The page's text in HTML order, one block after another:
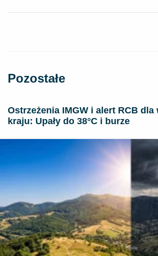
Pozostałe
Ostrzeżenia IMGW i alert RCB dla
kraju: Upały do 38°C i burze